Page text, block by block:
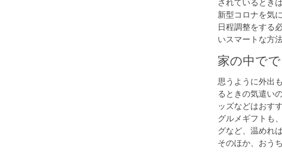
されているとき
新型コロナを気
日程調整をする
いスマートな方
家の中で
思うように外出
るときの気遣い
ッズなどはおす
グルメギフトも
グなど、温めれ
そのほか、おう